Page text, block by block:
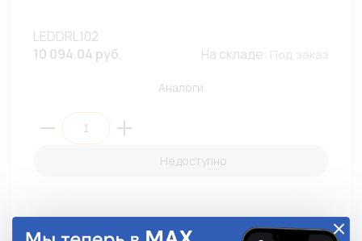
LEDDRL102
10 094.04 руб.
На складе:
Аналоги
Недоступно